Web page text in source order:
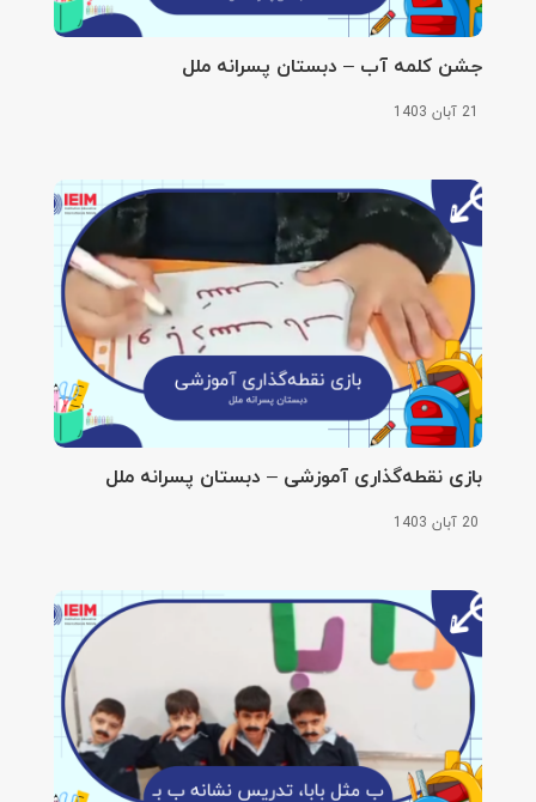
جشن کلمه آب – دبستان پسرانه ملل
21 آبان 1403
بازی نقطه‌گذاری آموزشی – دبستان پسرانه ملل
20 آبان 1403